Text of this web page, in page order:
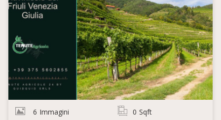
6 Immagini 0 Sqft